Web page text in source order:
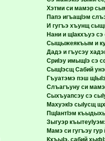
Хэтми си мамэр
Папэ игъащIэм
И гугъэ хъунщ
Нани и щIакхъуэ
Сыщыжеякъым и
Дадэ и гъусэу
СриIэу имыщIэ сэ
СыщIэсщ Сабий
Гъуатэмэ пэш
Слъагъуну си мамэ
Сыхъуапсэу сэ
МахуэкIэ сыIусщ
ПщIантIэм
Зыгуэр
Мамэ си гугъэу
КхъыIэ, сабий